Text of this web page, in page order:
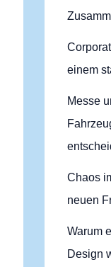
einem
Messe
Chaos
neuen
Warum
Design